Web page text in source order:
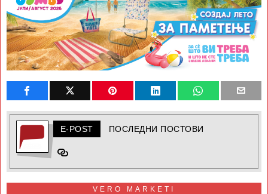
E-POST ПОСЛЕДНИ ПОСТОВИ
VERO MARKETI